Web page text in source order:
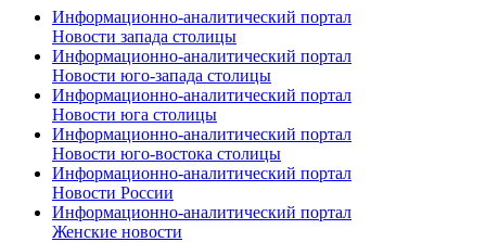
Информационно-аналитический портал
Новости запада столицы
Информационно-аналитический портал
Новости юго-запада столицы
Информационно-аналитический портал
Новости юга столицы
Информационно-аналитический портал
Новости юго-востока столицы
Информационно-аналитический портал
Новости России
Информационно-аналитический портал
Женские новости